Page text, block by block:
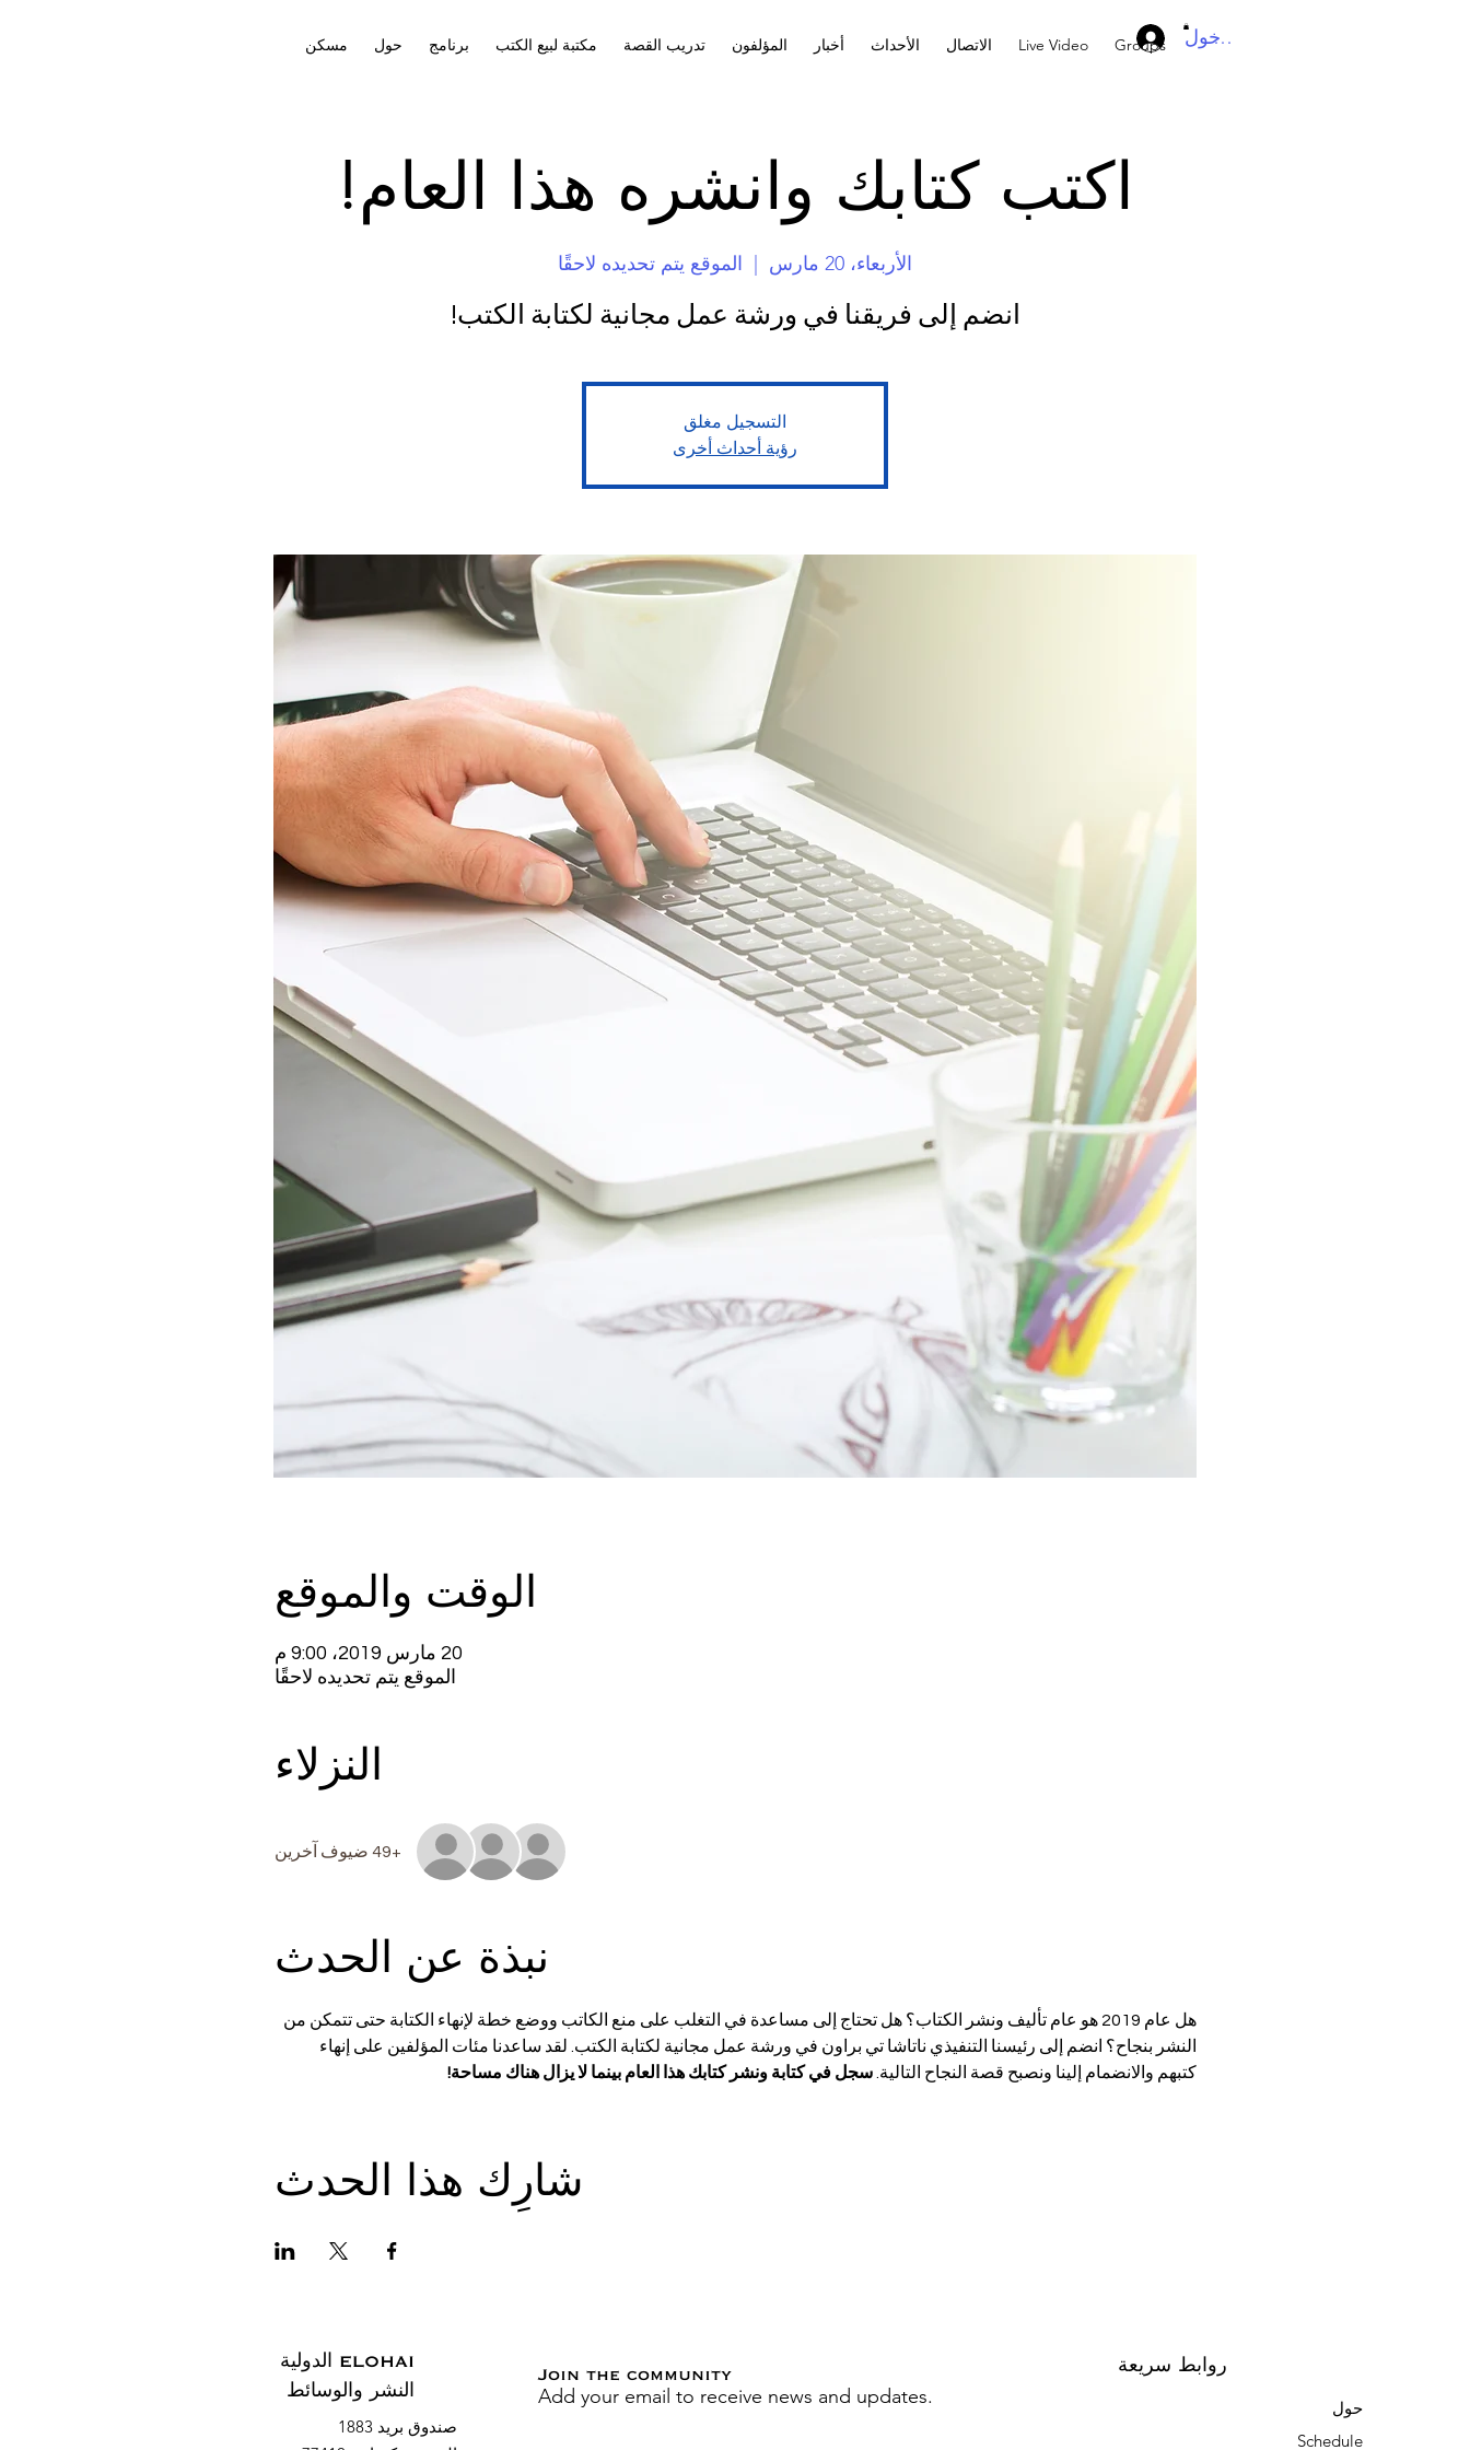
مسكن حول برنامج مكتبة لبيع الكتب تدريب القصة المؤلفون أخبار الأحداث الاتصال Live Video Groups تسجيل الدخول
اكتب كتابك وانشره هذا العام!
الأربعاء، 20 مارس الموقع يتم تحديده لاحقًا
انضم إلى فريقنا في ورشة عمل مجانية لكتابة الكتب!
التسجيل مغلق
رؤية أحداث أخرى
الوقت والموقع
20 مارس 2019، 9:00 م
الموقع يتم تحديده لاحقًا
النزلاء
+49 ضيوف آخرين
نبذة عن الحدث
هل عام 2019 هو عام تأليف ونشر الكتاب؟ هل تحتاج إلى مساعدة في التغلب على منع الكاتب ووضع خطة لإنهاء الكتابة حتى تتمكن من
النشر بنجاح؟ انضم إلى رئيسنا التنفيذي ناتاشا تي براون في ورشة عمل مجانية لكتابة الكتب. لقد ساعدنا مئات المؤلفين على إنهاء
كتبهم والانضمام إلينا ونصبح قصة النجاح التالية. سجل في كتابة ونشر كتابك هذا العام بينما لا يزال هناك مساحة!
شارِك هذا الحدث
ELOHAI الدولية
النشر والوسائط
صندوق بريد 1883
Join the community
Add your email to receive news and updates.
روابط سريعة
حول
Schedule